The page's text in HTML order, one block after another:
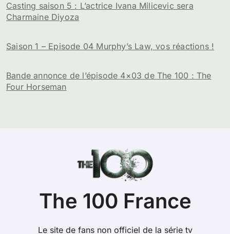
Casting saison 5 : L’actrice Ivana Milicevic sera
Charmaine Diyoza
Saison 1 – Episode 04 Murphy’s Law, vos réactions !
Bande annonce de l’épisode 4×03 de The 100 : The
Four Horseman
The 100 France
Le site de fans non officiel de la série tv